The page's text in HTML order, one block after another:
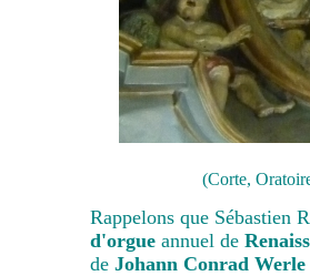
(Corte,
Rappelons que Sébastien
d'orgue annuel de
de Johann Conrad Werle